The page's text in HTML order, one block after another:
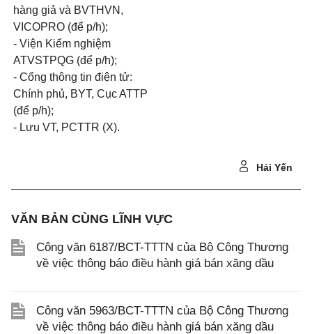
hàng giả và BVTHVN,
VICOPRO (để p/h);
- Viện Kiểm nghiệm
ATVSTPQG (để p/h);
- Cổng thông tin điện tử:
Chính phủ, BYT, Cục ATTP
(để p/h);
- Lưu VT, PCTTR (X).
Hải Yến
VĂN BẢN CÙNG LĨNH VỰC
Công văn 6187/BCT-TTTN của Bộ Công Thương
về việc thông báo điều hành giá bán xăng dầu
Công văn 5963/BCT-TTTN của Bộ Công Thương
về việc thông báo điều hành giá bán xăng dầu